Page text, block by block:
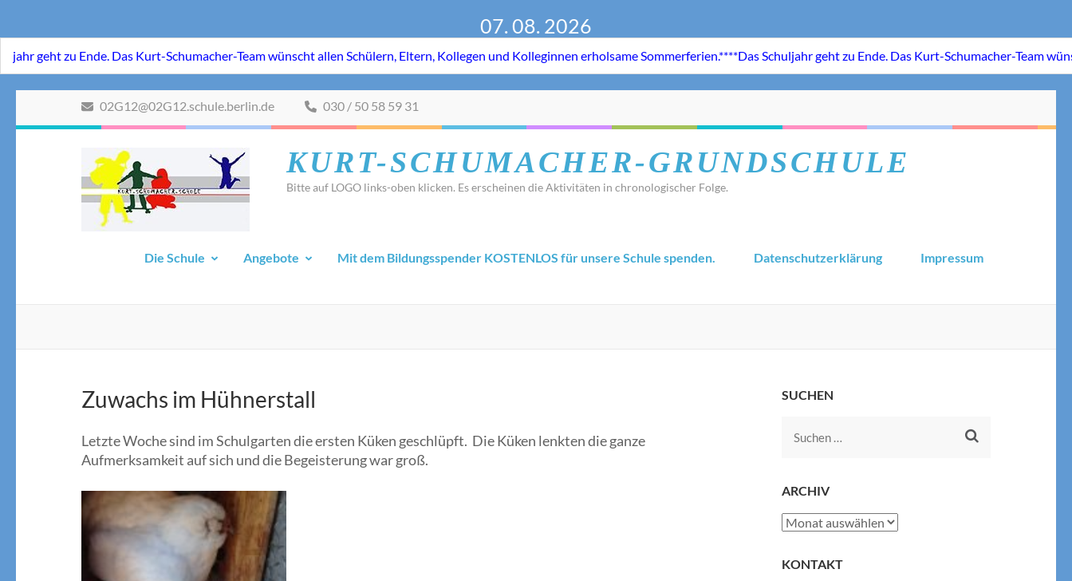
07. 08. 2026
(Eingabetaste
02G12@02G12.schule.berlin.de 030 / 50 58 59 31
KURT-SCHUMACHER-GRUNDSCHULE
Bitte auf LOGO links-oben klicken. Es erscheinen die Aktivitäten in chronologischer Folge.
Die Schule Angebote Mit dem Bildungsspender KOSTENLOS für unsere Schule spenden. Datenschutzerklärung Impressum
Zuwachs im Hühnerstall
Letzte Woche sind im Schulgarten die ersten Küken geschlüpft. Die Küken lenkten die ganze
Aufmerksamkeit auf sich und die Begeisterung war groß.
SUCHEN
Suchen
ARCHIV
Archiv
KONTAKT